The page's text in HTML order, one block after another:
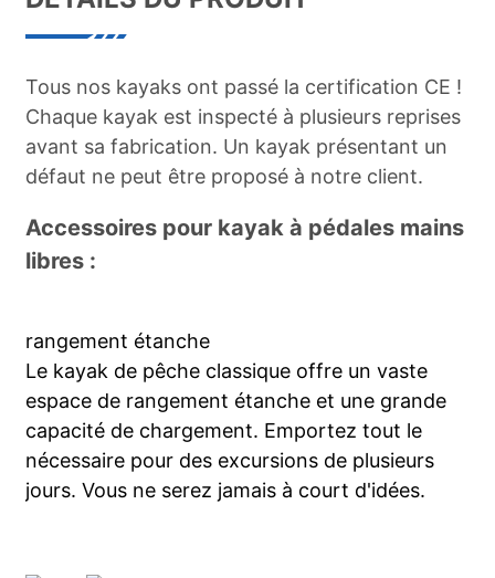
Tous nos kayaks ont passé la certification CE !
Chaque kayak est inspecté à plusieurs reprises
avant sa fabrication. Un kayak présentant un
défaut ne peut être proposé à notre client.
Accessoires pour kayak à pédales mains
libres :
rangement étanche
Le kayak de pêche classique offre un vaste
espace de rangement étanche et une grande
capacité de chargement. Emportez tout le
nécessaire pour des excursions de plusieurs
jours. Vous ne serez jamais à court d'idées.